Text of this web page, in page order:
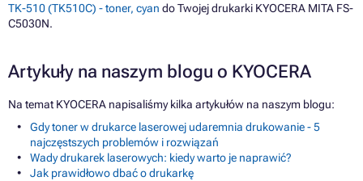
TK-510 (TK510C) - toner, cyan do Twojej drukarki KYOCERA MITA FS-
C5030N.
Artykuły na naszym blogu o KYOCERA
Na temat KYOCERA napisaliśmy kilka artykułów na naszym blogu:
Gdy toner w drukarce laserowej udaremnia drukowanie - 5
najczęstszych problemów i rozwiązań
Wady drukarek laserowych: kiedy warto je naprawić?
Jak prawidłowo dbać o drukarkę